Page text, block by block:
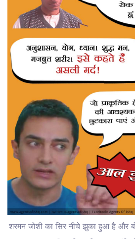
शरमन जोशी का सिर नीचे झुका हुआ है और